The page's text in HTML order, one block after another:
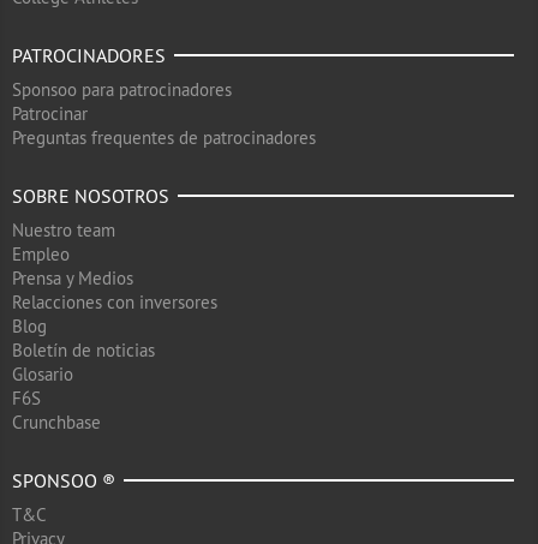
PATROCINADORES
Sponsoo para patrocinadores
Patrocinar
Preguntas frequentes de patrocinadores
SOBRE NOSOTROS
Nuestro team
Empleo
Prensa y Medios
Relacciones con inversores
Blog
Boletín de noticias
Glosario
F6S
Crunchbase
SPONSOO ®
T&C
Privacy